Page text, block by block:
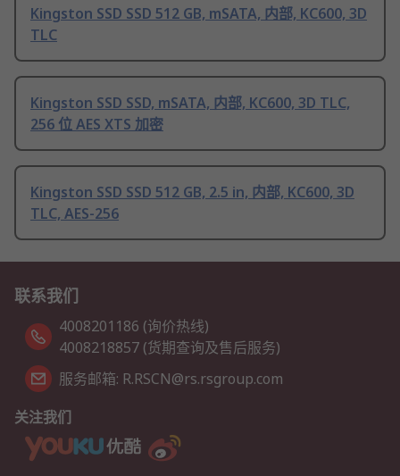
Kingston SSD SSD 512 GB, mSATA, 内部, KC600, 3D
TLC
Kingston SSD SSD, mSATA, 内部, KC600, 3D TLC,
256 位 AES XTS 加密
Kingston SSD SSD 512 GB, 2.5 in, 内部, KC600, 3D
TLC, AES-256
联系我们
4008201186 (询价热线)
4008218857 (货期查询及售后服务)
服务邮箱: R.RSCN@rs.rsgroup.com
关注我们